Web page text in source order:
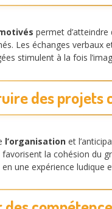
permet
Les échanges verbaux
stimulent à la fois
des projets
l’organisation et
la cohésion du
une expérience ludique